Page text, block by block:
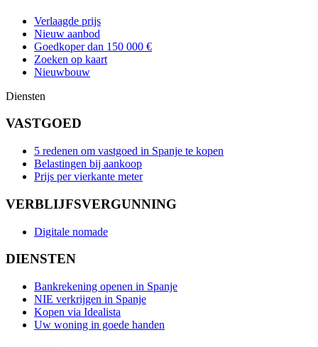
Verlaagde prijs
Nieuw aanbod
Goedkoper dan 150 000 €
Zoeken op kaart
Nieuwbouw
Diensten
VASTGOED
5 redenen om vastgoed in Spanje te kopen
Belastingen bij aankoop
Prijs per vierkante meter
VERBLIJFSVERGUNNING
Digitale nomade
DIENSTEN
Bankrekening openen in Spanje
NIE verkrijgen in Spanje
Kopen via Idealista
Uw woning in goede handen